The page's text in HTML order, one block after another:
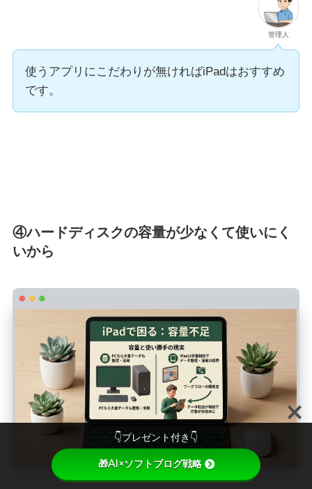
管理人
使うアプリにこだわりが無ければiPadはおすすめ
です。
④ハードディスクの容量が少なくて使いにく
いから
👇プレゼント付き👇
🎁AI×ソフトブログ戦略